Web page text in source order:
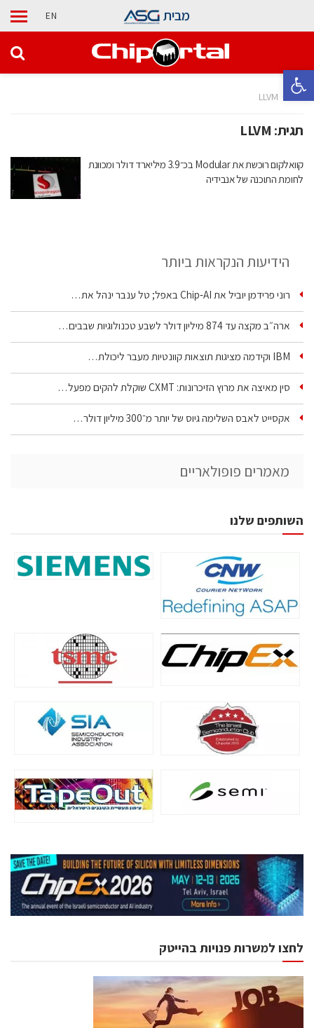
פתח סרגל נגישות
מבית EN
בית LLVM
תגית: LLVM
קוואלקום רוכשת את Modular בכ־3.9 מיליארד דולר ומכוונת
לחומת התוכנה של אנבידיה
הידיעות הנקראות ביותר
רוני פרידמן יוביל את Chip‑AI באפל; טל ענבר ינהל את…
ארה״ב מקצה עד 874 מיליון דולר לשבע טכנולוגיות שבבים…
IBM וקידמה מציגות תוצאות קוונטיות מעבר ליכולת…
סין מאיצה את מרוץ הזיכרונות: CXMT שוקלת להקים מפעל…
אקסייט לאבס השלימה גיוס של יותר מ־300 מיליון דולר…
מאמרים פופולאריים
השותפים שלנו
לחצו למשרות פנויות בהייטק